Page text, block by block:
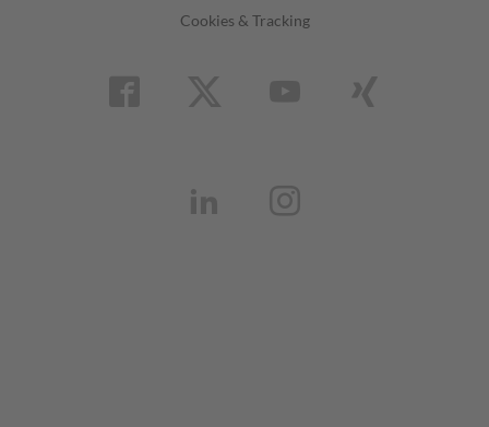
Cookies & Tracking